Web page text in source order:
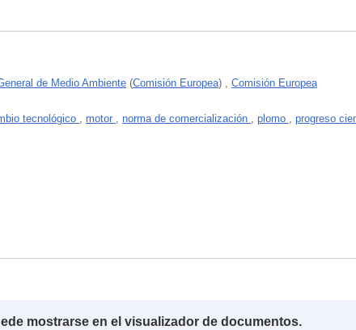
de Medio Ambiente (Comisión Europea) , Comisión Europea
tecnológico , motor , norma de comercialización , plomo , progreso
mostrarse en el visualizador de documentos.